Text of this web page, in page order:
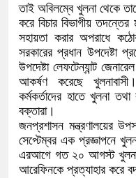
তাই অবিলম্বে খুলনা থেকে
করে বিচার বিভাগীয়
সহায়তা করার অপরাধে
সরকারের প্রধান উপদেষ্টা
উপদেষ্টা লেফটেন্যান্ট
আকর্ষণ করেছে
কর্মকর্তাদের হাতে খুলনা
বক্তারা।
জনপ্রশাসন মন্ত্রণালয়ের
সেপ্টেম্বর এক প্রজ্ঞাপনে
এরআগে গত ২০ আগস্ট খুলনার
আরেফিনকে প্রত্যাহার করে